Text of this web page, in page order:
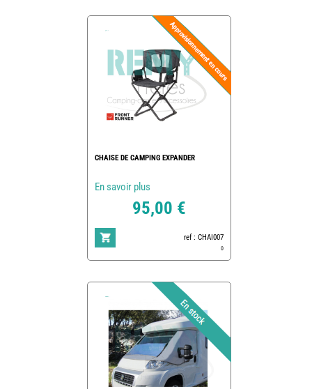
CHAISE DE CAMPING EXPANDER
En savoir plus
95,00 €
ref : CHAI007
0